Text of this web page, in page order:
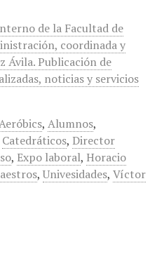
de la Facultad de
coordinada y
Ávila. Publicación de
noticias y servicios
, Alumnos,
Catedráticos, Director
, Expo laboral, Horacio
, Univesidades, Víctor